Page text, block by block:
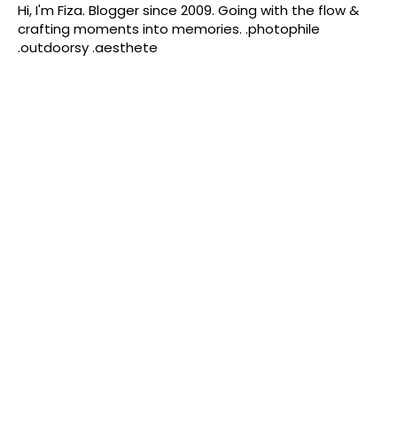
Hi, I'm Fiza. Blogger since 2009. Going with the flow &
crafting moments into memories. .photophile
.outdoorsy .aesthete